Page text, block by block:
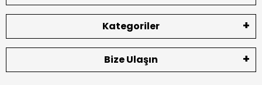
Kategoriler
Bize Ulaşın